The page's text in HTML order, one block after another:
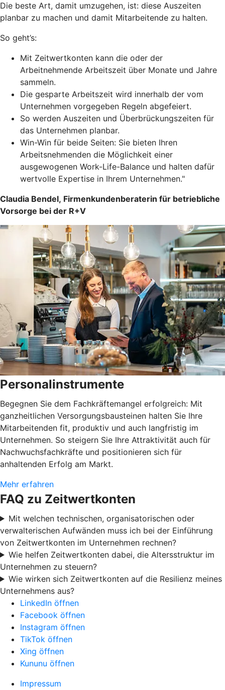
Die beste Art, damit umzugehen, ist: diese Auszeiten
planbar zu machen und damit Mitarbeitende zu halten.
So geht’s:
Mit Zeitwertkonten kann die oder der
Arbeitnehmende Arbeitszeit über Monate und Jahre
sammeln.
Die gesparte Arbeitszeit wird innerhalb der vom
Unternehmen vorgegeben Regeln abgefeiert.
So werden Auszeiten und Überbrückungszeiten für
das Unternehmen planbar.
Win-Win für beide Seiten: Sie bieten Ihren
Arbeitsnehmenden die Möglichkeit einer
ausgewogenen Work-Life-Balance und halten dafür
wertvolle Expertise in Ihrem Unternehmen."
Claudia Bendel, Firmenkundenberaterin für betriebliche
Vorsorge bei der R+V
Personalinstrumente
Begegnen Sie dem Fachkräftemangel erfolgreich: Mit
ganzheitlichen Versorgungsbausteinen halten Sie Ihre
Mitarbeitenden fit, produktiv und auch langfristig im
Unternehmen. So steigern Sie Ihre Attraktivität auch für
Nachwuchsfachkräfte und positionieren sich für
anhaltenden Erfolg am Markt.
Mehr erfahren
FAQ zu Zeitwertkonten
Mit welchen technischen, organisatorischen oder
verwalterischen Aufwänden muss ich bei der Einführung
von Zeitwertkonten im Unternehmen rechnen?
Wie helfen Zeitwertkonten dabei, die Altersstruktur im
Unternehmen zu steuern?
Wie wirken sich Zeitwertkonten auf die Resilienz meines
Unternehmens aus?
LinkedIn öffnen
Facebook öffnen
Instagram öffnen
TikTok öffnen
Xing öffnen
Kununu öffnen
Impressum